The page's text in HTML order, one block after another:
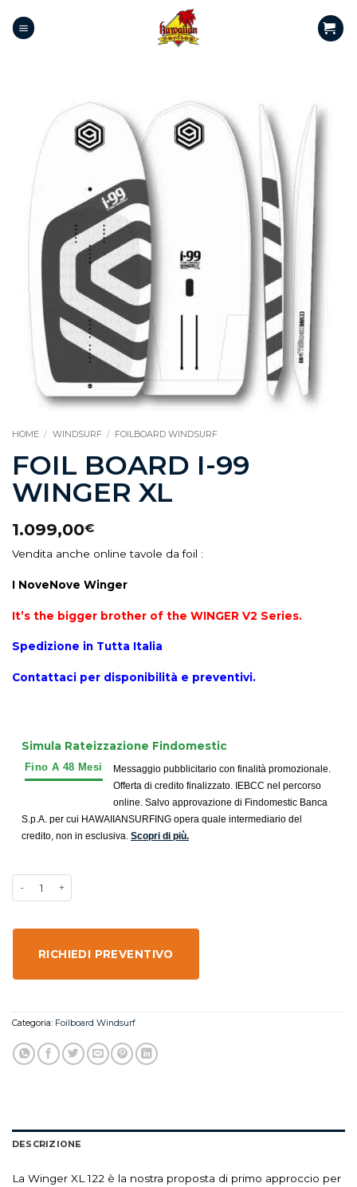
HOME / WINDSURF / FOILBOARD WINDSURF
FOIL BOARD I-99
WINGER XL
1.099,00€
Vendita anche online tavole da foil :
I NoveNove Winger
It’s the bigger brother of the WINGER V2 Series.
Spedizione in Tutta Italia
Contattaci per disponibilità e preventivi.
Simula Rateizzazione Findomestic
Messaggio pubblicitario con finalità promozionale.
Offerta di credito finalizzato. IEBCC nel percorso
online. Salvo approvazione di Findomestic Banca
S.p.A. per cui HAWAIIANSURFING opera quale intermediario del
credito, non in esclusiva. Scopri di più.
RICHIEDI PREVENTIVO
Categoria: Foilboard Windsurf
DESCRIZIONE
La Winger XL 122 è la nostra proposta di primo approccio per